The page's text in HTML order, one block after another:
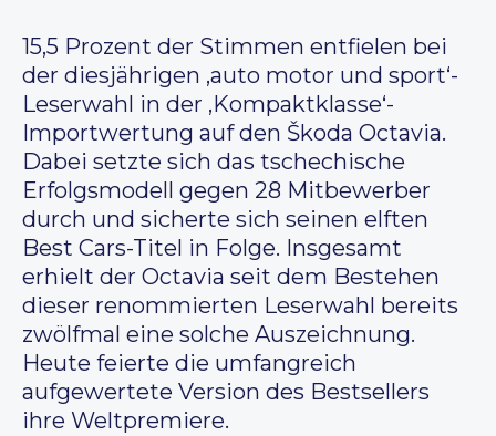
15,5 Prozent der Stimmen entfielen bei
der diesjährigen ‚auto motor und sport‘-
Leserwahl in der ‚Kompaktklasse‘-
Importwertung auf den Škoda Octavia.
Dabei setzte sich das tschechische
Erfolgsmodell gegen 28 Mitbewerber
durch und sicherte sich seinen elften
Best Cars-Titel in Folge. Insgesamt
erhielt der Octavia seit dem Bestehen
dieser renommierten Leserwahl bereits
zwölfmal eine solche Auszeichnung.
Heute feierte die umfangreich
aufgewertete Version des Bestsellers
ihre Weltpremiere.